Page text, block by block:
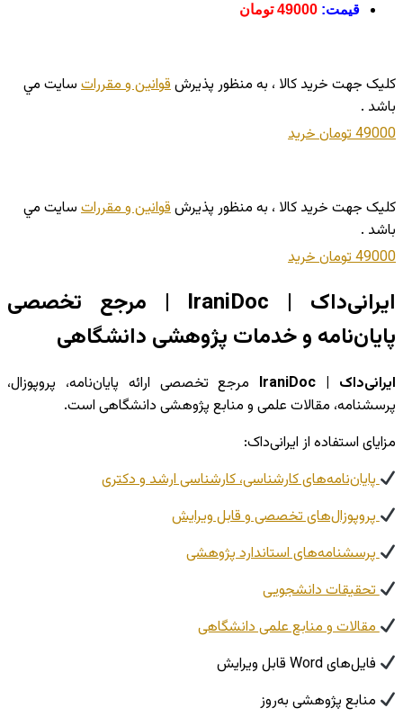
قیمت:
کليک جهت خريد کالا ، به منظور پذيرشقوانين و مقررات سايت مي
باشد .
49000 تومان
خريد
کليک جهت خريد کالا ، به منظور پذيرشقوانين و مقررات سايت مي
باشد .
49000 تومان
خريد
ایرانی‌داک | IraniDoc | مرجع تخصصی
پایان‌نامه و خدمات پژوهشی دانشگاهی
ایرانی‌داک | IraniDoc
مرجع تخصصی ارائه پایان‌نامه، پروپوزال،
پرسشنامه، مقالات علمی و منابع پژوهشی دانشگاهی است.
مزایای استفاده از ایرانی‌داک:
پایان‌نامه‌های کارشناسی، کارشناسی ارشد و دکتری
پروپوزال‌های تخصصی و قابل ویرایش
پرسشنامه‌های استاندارد پژوهشی
تحقیقات دانشجویی
مقالات و منابع علمی دانشگاهی
فایل‌های Word قابل ویرایش
منابع پژوهشی به‌روز